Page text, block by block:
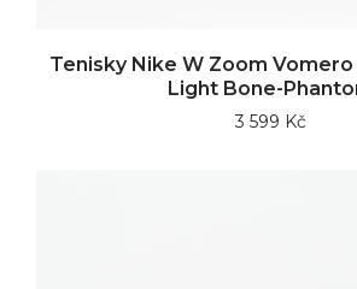
Tenisky Nike W Zoom
Light Bone-
3 599 Kč